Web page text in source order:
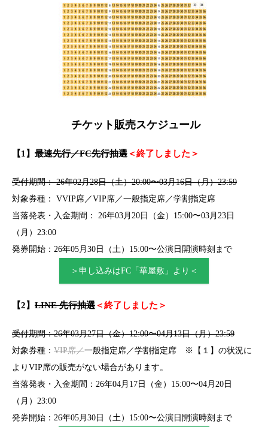
チケット販売スケジュール
【1】 最速先行／FC先行抽選＜終了しました＞
受付期間：26年02月28日（土）20:00〜03月16日（月）23:59
対象券種：
VVIP席／VIP席／一般指定席／学割指定席
当落発表・入金期間： 26年03月20日（金）15:00〜03月23日
（月）23:00
発券開始：26年05月30日（土）15:00〜公演日開演時刻まで
＞申し込みはFC「華屋敷」より＜
【2】 LINE 先行抽選＜終了しました＞
受付期間：26年03月27日（金）12:00〜04月13日（月）23:59
対象券種： VIP席／一般指定席／学割指定席 ※【１】の状況に
よりVIP席の販売がない場合があります。
当落発表・入金期間：26年04月17日（金）15:00〜04月20日
（月）23:00
発券開始：26年05月30日（土）15:00〜公演日開演時刻まで